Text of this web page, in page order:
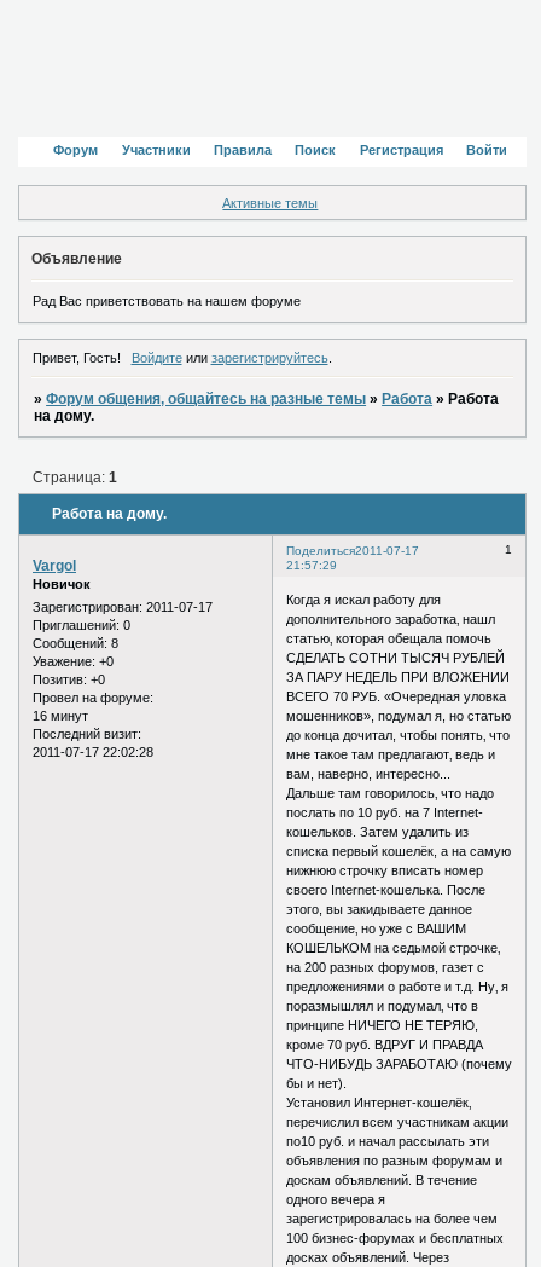
Форум Участники Правила Поиск Регистрация Войти
Активные темы
Объявление
Рад Вас приветствовать на нашем форуме
Привет, Гость! Войдитеили зарегистрируйтесь.
»Форум общения, общайтесь на разные темы »Работа »Работа
на дому.
Работа на дому.
Страница:1
Поделиться 1
2011-07-17
21:57:29
Vargol
Новичок
Зарегистрирован: 2011-07-17
Приглашений: 0
Сообщений: 8
Уважение: +0
Позитив: +0
Провел на форуме:
16 минут
Последний визит:
2011-07-17 22:02:28
Когда я искал работу для
дополнительного заработка‚ нашл
статью‚ которая обещала помочь
СДЕЛАТЬ СОТНИ ТЫСЯЧ РУБЛЕЙ
ЗА ПАРУ НЕДЕЛЬ ПРИ ВЛОЖЕНИИ
ВСЕГО 70 РУБ. «Очередная уловка
мошенников», подумал я, но статью
до конца дочитал, чтобы понять‚ что
мне такое там предлагают‚ ведь и
вам, наверно, интересно...
Дальше там говорилось‚ что надо
послать по 10 руб. на 7 Internet-
кошельков. Затем удалить из
списка первый кошелёк, а на самую
нижнюю строчку вписать номер
своего Internet-кошелька. После
этого, вы закидываете данное
сообщение‚ но уже с ВАШИМ
КОШЕЛЬКОМ на седьмой строчке‚
на 200 разных форумов, газет с
предложениями о работе и т.д. Ну‚ я
поразмышлял и подумал‚ что в
принципе НИЧЕГО НЕ ТЕРЯЮ,
кроме 70 руб. ВДРУГ И ПРАВДА
ЧТО-НИБУДЬ ЗАРАБОТАЮ (почему
бы и нет).
Установил Интернет-кошелёк‚
перечислил всем участникам акции
по10 руб. и начал рассылать эти
объявления по разным форумам и
доскам объявлений. В течение
одного вечера я
зарегистрировалась на более чем
100 бизнес-форумах и бесплатных
досках объявлений. Через